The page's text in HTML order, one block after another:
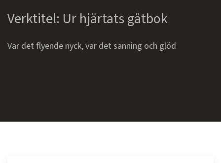
Verktitel: Ur hjärtats gåtbok
Var det flyende nyck, var det sanning och glöd